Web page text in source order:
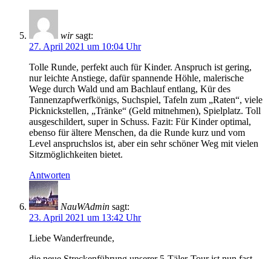
wir sagt:
27. April 2021 um 10:04 Uhr
Tolle Runde, perfekt auch für Kinder. Anspruch ist gering,
nur leichte Anstiege, dafür spannende Höhle, malerische
Wege durch Wald und am Bachlauf entlang, Kür des
Tannenzapfwerfkönigs, Suchspiel, Tafeln zum „Raten“, viele
Picknickstellen, „Tränke“ (Geld mitnehmen), Spielplatz. Toll
ausgeschildert, super in Schuss. Fazit: Für Kinder optimal,
ebenso für ältere Menschen, da die Runde kurz und vom
Level anspruchslos ist, aber ein sehr schöner Weg mit vielen
Sitzmöglichkeiten bietet.
Antworten
NauWAdmin sagt:
23. April 2021 um 13:42 Uhr
Liebe Wanderfreunde,